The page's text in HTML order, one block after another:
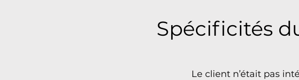
Spécificités
Le client n’était pas